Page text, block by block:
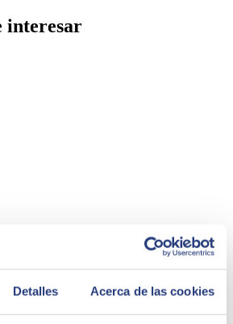
Detalles Acerca de las cookies
interesar
en el sector retail